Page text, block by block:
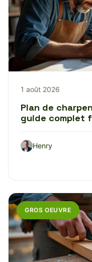
1 août 2026
Plan de
guide complet
Henry
GROS OEUVRE